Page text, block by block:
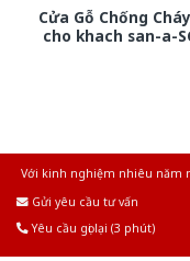
Cửa Gỗ Chống
cho khach san-a-
Với kinh nghiệm nhiêu năm
Gửi yêu cầu tư vấn
Yêu cầu gọi lại (3 phút)